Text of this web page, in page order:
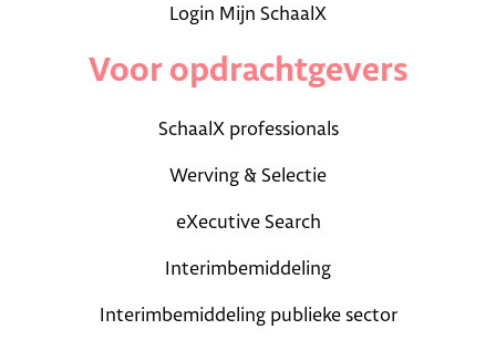
Login Mijn SchaalX
Voor opdrachtgevers
SchaalX professionals
Werving & Selectie
eXecutive Search
Interimbemiddeling
Interimbemiddeling publieke sector